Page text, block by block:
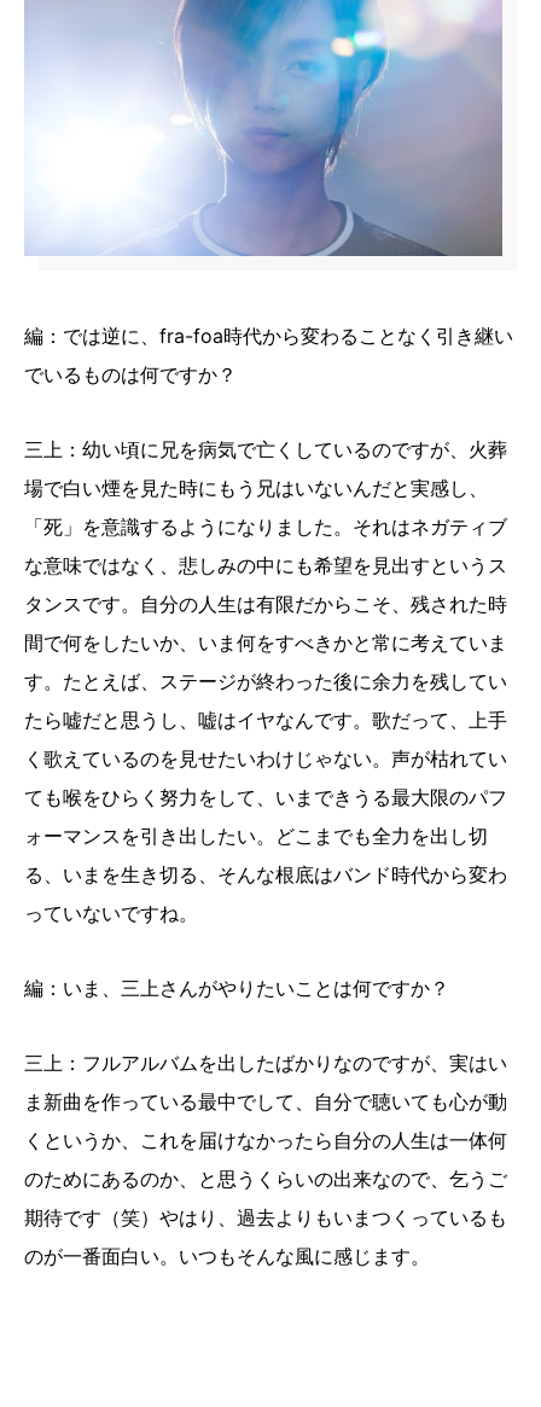
編：では逆に、fra-foa時代から変わることなく引き継い
でいるものは何ですか？
三上：幼い頃に兄を病気で亡くしているのですが、火葬
場で白い煙を見た時にもう兄はいないんだと実感し、
「死」を意識するようになりました。それはネガティブ
な意味ではなく、悲しみの中にも希望を見出すというス
タンスです。自分の人生は有限だからこそ、残された時
間で何をしたいか、いま何をすべきかと常に考えていま
す。たとえば、ステージが終わった後に余力を残してい
たら嘘だと思うし、嘘はイヤなんです。歌だって、上手
く歌えているのを見せたいわけじゃない。声が枯れてい
ても喉をひらく努力をして、いまできうる最大限のパフ
ォーマンスを引き出したい。どこまでも全力を出し切
る、いまを生き切る、そんな根底はバンド時代から変わ
っていないですね。
編：いま、三上さんがやりたいことは何ですか？
三上：フルアルバムを出したばかりなのですが、実はい
ま新曲を作っている最中でして、自分で聴いても心が動
くというか、これを届けなかったら自分の人生は一体何
のためにあるのか、と思うくらいの出来なので、乞うご
期待です（笑）やはり、過去よりもいまつくっているも
のが一番面白い。いつもそんな風に感じます。